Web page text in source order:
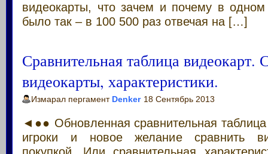
видеокарты, что зачем и почему в
было так – в 100 500 раз отвечая на […]
Сравнительная таблица видеокарт.
видеокарты, характеристики.
Измарал пергамент Denker 18 Сентябрь 2013
◄●● Обновленная сравнительная
игроки и новое желание сравнить